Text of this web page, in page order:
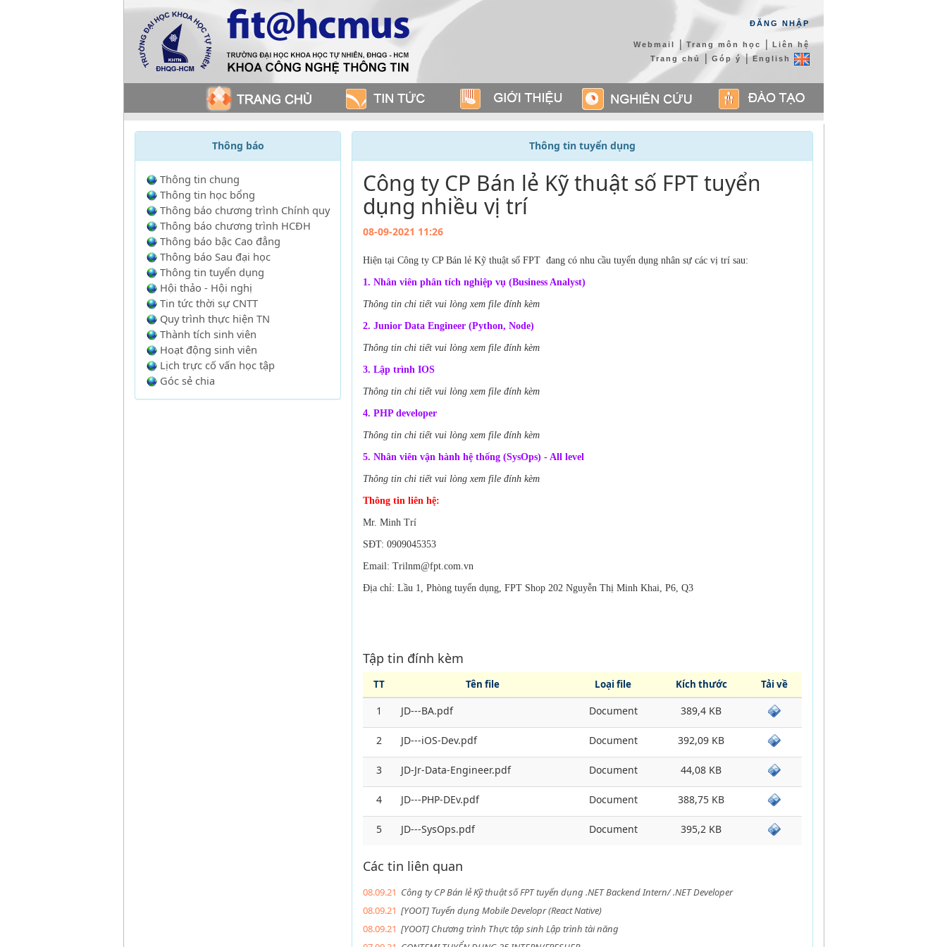
ĐĂNG NHẬP
Webmail | Trang môn học | Liên hệ
Trang chủ | Góp ý|English
Thông báo
Thông tin chung
Thông tin học bổng
Thông báo chương trình Chính quy
Thông báo chương trình HCĐH
Thông báo bậc Cao đẳng
Thông báo Sau đại học
Thông tin tuyển dụng
Hội thảo - Hội nghị
Tin tức thời sự CNTT
Quy trình thực hiện TN
Thành tích sinh viên
Hoạt động sinh viên
Lịch trực cố vấn học tập
Góc sẻ chia
Thông tin tuyển dụng
Công ty CP Bán lẻ Kỹ thuật số FPT tuyển
dụng nhiều vị trí
08-09-2021 11:26
Hiện tại Công ty CP Bán lẻ Kỹ thuật số FPT đang có nhu cầu tuyển dụng nhân sự các vị trí sau:
1. Nhân viên phân tích nghiệp vụ (Business Analyst)
Thông tin chi tiết vui lòng xem file đính kèm
2. Junior Data Engineer (Python, Node)
Thông tin chi tiết vui lòng xem file đính kèm
3. Lập trình IOS
Thông tin chi tiết vui lòng xem file đính kèm
4. PHP developer
Thông tin chi tiết vui lòng xem file đính kèm
5. Nhân viên vận hành hệ thống (SysOps) - All level
Thông tin chi tiết vui lòng xem file đính kèm
Thông tin liên hệ:
Mr. Minh Trí
SĐT: 0909045353
Email: Trilnm@fpt.com.vn
Địa chỉ: Lầu 1, Phòng tuyển dụng, FPT Shop 202 Nguyễn Thị Minh Khai, P6, Q3
Tập tin đính kèm
TT Tên file Loại file Kích thước Tải về
1 JD---BA.pdf Document 389,4 KB
2 JD---iOS-Dev.pdf Document 392,09 KB
3 JD-Jr-Data-Engineer.pdf Document 44,08 KB
4 JD---PHP-DEv.pdf Document 388,75 KB
5 JD---SysOps.pdf Document 395,2 KB
Các tin liên quan
08.09.21 Công ty CP Bán lẻ Kỹ thuật số FPT tuyển dụng .NET Backend Intern/ .NET Developer
08.09.21 [YOOT] Tuyển dụng Mobile Developr (React Native)
08.09.21 [YOOT] Chương trình Thực tập sinh Lập trình tài năng